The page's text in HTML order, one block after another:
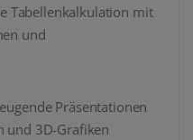
Tabellenkalkulation mit
und
Präsentationen
und 3D-Grafiken